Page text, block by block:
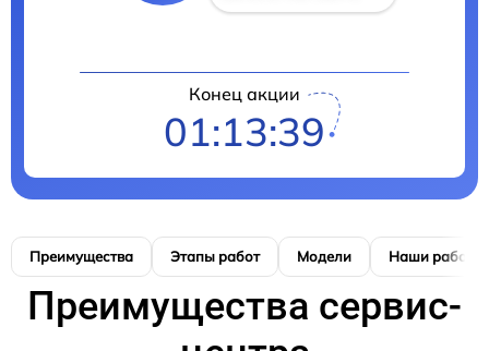
Конец акции
01:13:38
Преимущества Этапы работ Модели Наши работы
Преимущества сервис-